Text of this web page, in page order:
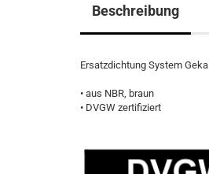
Beschreibung
Ersatzdichtung System
• aus NBR, braun
• DVGW zertifiziert